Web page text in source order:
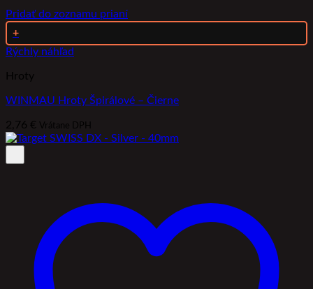
Pridať do zoznamu prianí
+
Rýchly náhľad
Hroty
WINMAU Hroty Špirálové – Čierne
2,76 € Vrátane DPH